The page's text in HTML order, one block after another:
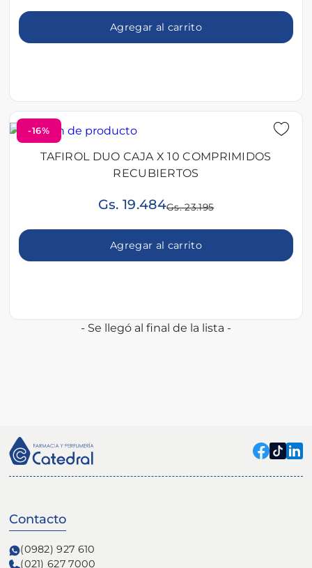
Agregar al carrito
-16%
TAFIROL DUO CAJA X 10 COMPRIMIDOS
RECUBIERTOS
Gs. 19.484Gs. 23.195
Agregar al carrito
- Se llegó al final de la lista -
Contacto
(0982) 927 610
(021) 627 7000